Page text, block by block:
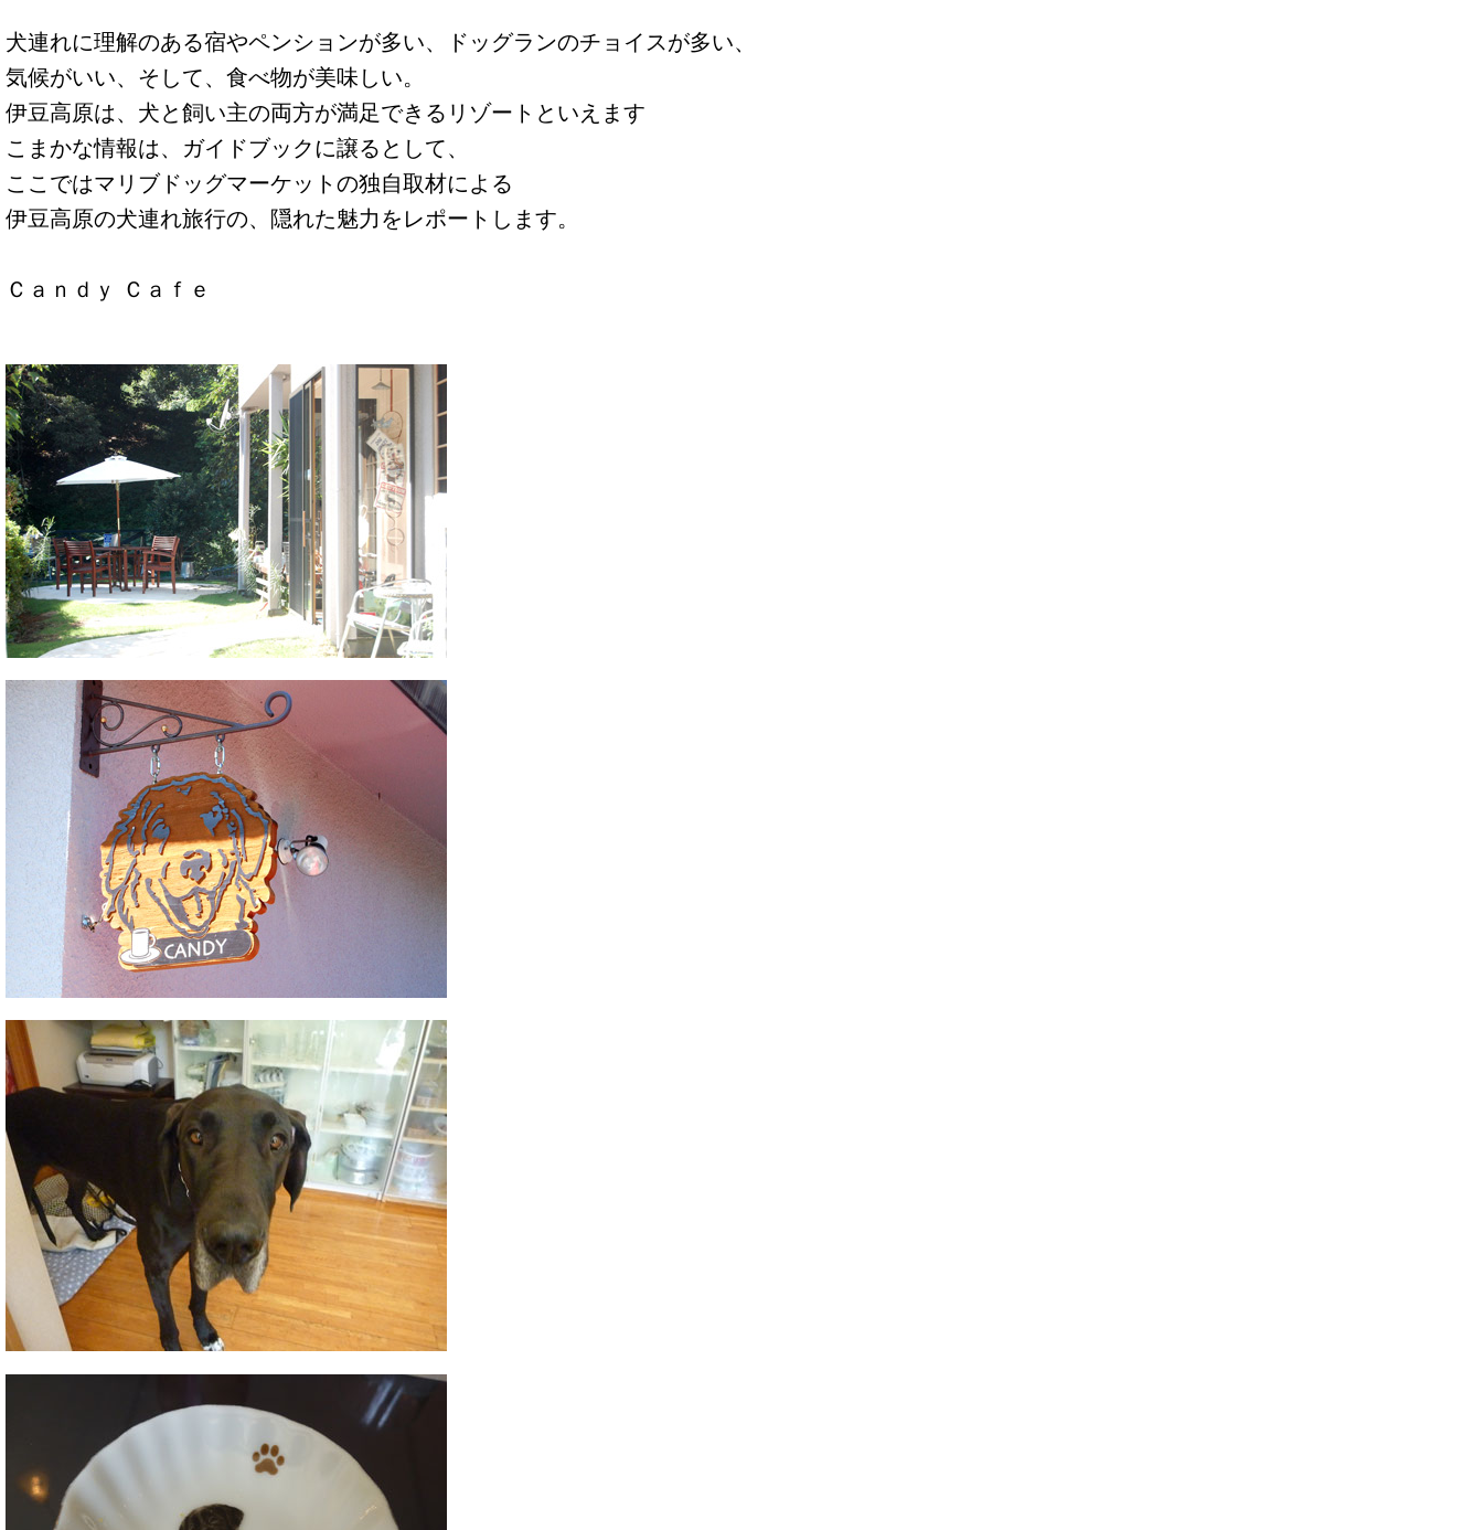
犬連れに理解のある宿やペンションが多い、ドッグランのチョイスが多い、
気候がいい、そして、食べ物が美味しい。
伊豆高原は、犬と飼い主の両方が満足できるリゾートといえます
こまかな情報は、ガイドブックに譲るとして、
ここではマリブドッグマーケットの独自取材による
伊豆高原の犬連れ旅行の、隠れた魅力をレポートします。
Ｃａｎｄｙ Ｃａｆｅ